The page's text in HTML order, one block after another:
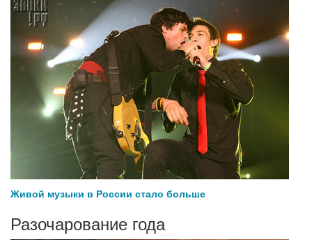
Живой музыки в России стало больше
Разочарование года